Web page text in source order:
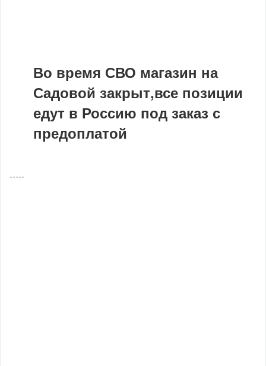
Во время СВО магазин на
Садовой закрыт,все позиции
едут в Россию под заказ с
предоплатой
-----